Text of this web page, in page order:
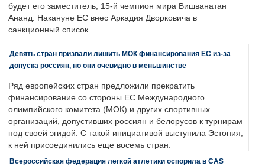
будет его заместитель, 15-й чемпион мира Вишванатан
Ананд. Накануне ЕС внес Аркадия Дворковича в
санкционный список.
Девять стран призвали лишить МОК финансирования ЕС из-за
допуска россиян, но они очевидно в меньшинстве
Ряд европейских стран предложили прекратить
финансирование со стороны ЕС Международного
олимпийского комитета (МОК) и других спортивных
организаций, допустивших россиян и белорусов к турнирам
под своей эгидой. С такой инициативой выступила Эстония,
к ней присоединились еще восемь стран.
Всероссийская федерация легкой атлетики оспорила в CAS